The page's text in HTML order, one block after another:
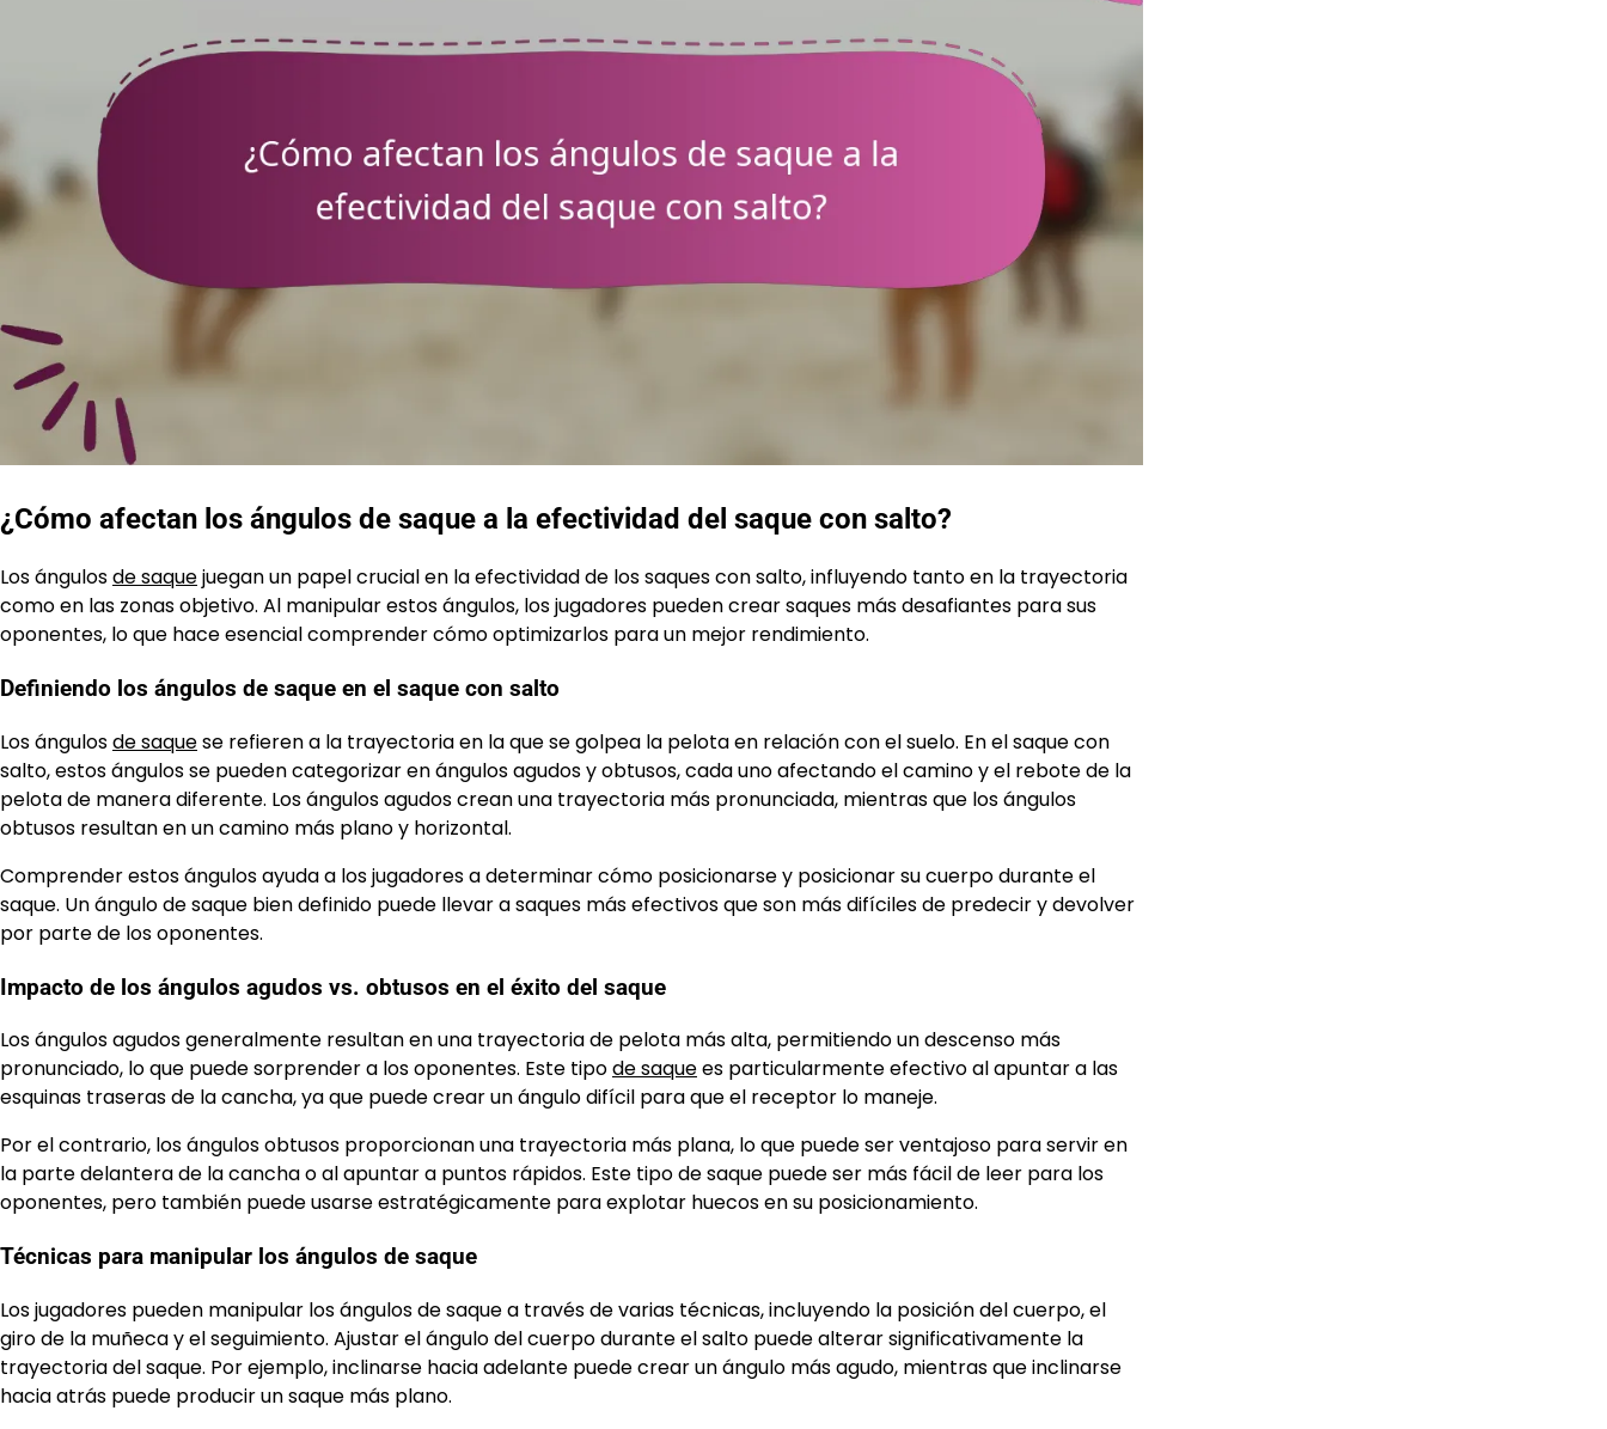
¿Cómo afectan los ángulos de saque a la efectividad del saque con salto?
Los ángulosde saquejuegan un papel crucial en la efectividad de los saques con salto, influyendo tanto en la trayectoria
como en las zonas objetivo. Al manipular estos ángulos, los jugadores pueden crear saques más desafiantes para sus
oponentes, lo que hace esencial comprender cómo optimizarlos para un mejor rendimiento.
Definiendo los ángulos de saque en el saque con salto
Los ángulosde saquese refieren a la trayectoria en la que se golpea la pelota en relación con el suelo. En el saque con
salto, estos ángulos se pueden categorizar en ángulos agudos y obtusos, cada uno afectando el camino y el rebote de la
pelota de manera diferente. Los ángulos agudos crean una trayectoria más pronunciada, mientras que los ángulos
obtusos resultan en un camino más plano y horizontal.
Comprender estos ángulos ayuda a los jugadores a determinar cómo posicionarse y posicionar su cuerpo durante el
saque. Un ángulo de saque bien definido puede llevar a saques más efectivos que son más difíciles de predecir y devolver
por parte de los oponentes.
Impacto de los ángulos agudos vs. obtusos en el éxito del saque
Los ángulos agudos generalmente resultan en una trayectoria de pelota más alta, permitiendo un descenso más
pronunciado, lo que puede sorprender a los oponentes. Este tipode saquees particularmente efectivo al apuntar a las
esquinas traseras de la cancha, ya que puede crear un ángulo difícil para que el receptor lo maneje.
Por el contrario, los ángulos obtusos proporcionan una trayectoria más plana, lo que puede ser ventajoso para servir en
la parte delantera de la cancha o al apuntar a puntos rápidos. Este tipo de saque puede ser más fácil de leer para los
oponentes, pero también puede usarse estratégicamente para explotar huecos en su posicionamiento.
Técnicas para manipular los ángulos de saque
Los jugadores pueden manipular los ángulos de saque a través de varias técnicas, incluyendo la posición del cuerpo, el
giro de la muñeca y el seguimiento. Ajustar el ángulo del cuerpo durante el salto puede alterar significativamente la
trayectoria del saque. Por ejemplo, inclinarse hacia adelante puede crear un ángulo más agudo, mientras que inclinarse
hacia atrás puede producir un saque más plano.